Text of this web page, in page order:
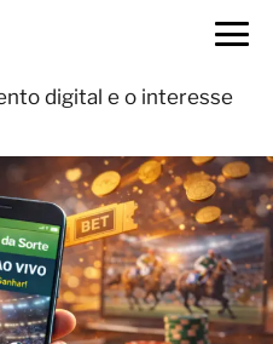
digital e o interesse